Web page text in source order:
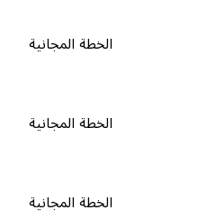
الخطة المجانية
الخطة المجانية
الخطة المجانية